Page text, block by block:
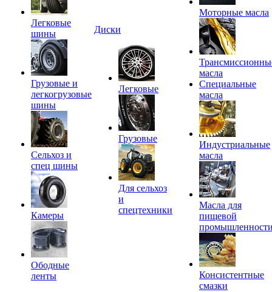
Легковые
шины
Грузовые и
легкогрузовые
шины
Сельхоз и
спец шины
Камеры
Ободные
ленты
Диски
Легковые
Грузовые
Для сельхоз
и
спецтехники
Моторные масла
масла
Специальные
масла
Индустриальные
масла
Масла для
пищевой
Консистентные
смазки